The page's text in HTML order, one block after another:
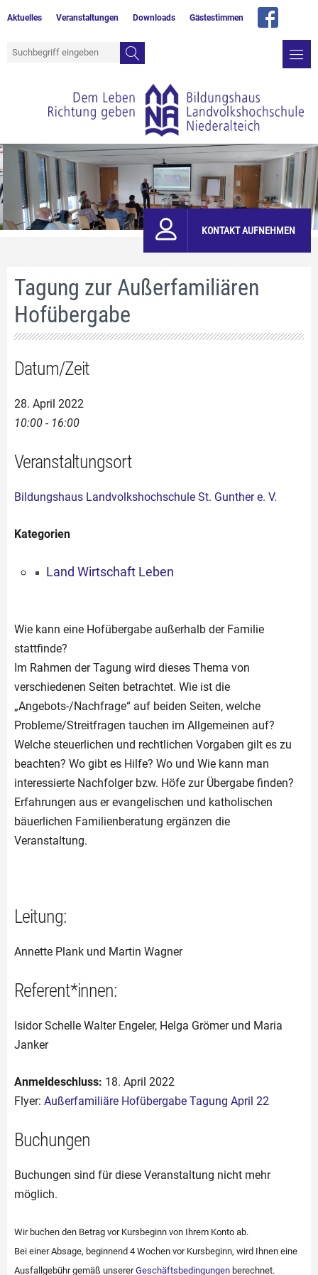
Aktuelles Veranstaltungen Downloads Gästestimmen
KONTAKT AUFNEHMEN
Tagung zur Außerfamiliären
Hofübergabe
Datum/Zeit
28. April 2022
10:00 - 16:00
Veranstaltungsort
Bildungshaus Landvolkshochschule St. Gunther e. V.
Kategorien
Land Wirtschaft Leben
Wie kann eine Hofübergabe außerhalb der Familie
stattfinde?
Im Rahmen der Tagung wird dieses Thema von
verschiedenen Seiten betrachtet. Wie ist die
„Angebots-/Nachfrage“ auf beiden Seiten, welche
Probleme/Streitfragen tauchen im Allgemeinen auf?
Welche steuerlichen und rechtlichen Vorgaben gilt es zu
beachten? Wo gibt es Hilfe? Wo und Wie kann man
interessierte Nachfolger bzw. Höfe zur Übergabe finden?
Erfahrungen aus er evangelischen und katholischen
bäuerlichen Familienberatung ergänzen die
Veranstaltung.
Leitung:
Annette Plank und Martin Wagner
Referent*innen:
Isidor Schelle Walter Engeler, Helga Grömer und Maria
Janker
Anmeldeschluss: 18. April 2022
Flyer: Außerfamiliäre Hofübergabe Tagung April 22
Buchungen
Buchungen sind für diese Veranstaltung nicht mehr
möglich.
Wir buchen den Betrag vor Kursbeginn von Ihrem Konto ab.
Bei einer Absage, beginnend 4 Wochen vor Kursbeginn, wird Ihnen eine
Ausfallgebühr gemäß unsererGeschäftsbedingungen berechnet.